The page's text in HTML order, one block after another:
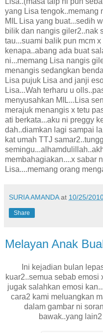
yang Lisa tengok..memang
MIL Lisa yang buat...sedih
bilik dan nangis giler2..nak
tau...suami balik pun mcm
kenapa..abang ada buat
ni...memang Lisa nangis
menangis sedangkan
Lisa pujuk Lisa and janji
Lisa...Wah terharu u
menyusahkan MIL...Lisa
merajuk menangis x tetu
ati berkata...aku ni preggy
dah..diamkan lagi sampai
kat umah TTJ
membahagiakan....x sabar
Lisa....memang orang
SURIA AMANDA at 10/25/
Share
Melayan Anak
Ini kejadian bulan
kuar2..semua sebab emosi
jugak salahkan emosi
cara2 kami meluangkan
dalam gambar ni
bawak..yang